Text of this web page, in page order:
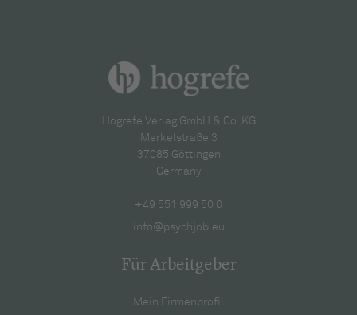
Hogrefe Verlag GmbH & Co. KG
Merkelstraße 3
37085 Göttingen
Germany
+49 551 999 50 0
info@psychjob.eu
Für Arbeitgeber
Mein Firmenprofil